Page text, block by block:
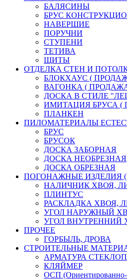
БАЛЯСИНЫ
БРУС
НАВЕРШИЕ
ПОРУЧНИ
СТУПЕНИ
ТЕТИВА
ЩИТЫ
ОТДЕЛКА СТЕН И
БЛОКХАУС (
ВАГОНКА (
ДОСКА В СТИЛЕ
ИМИТАЦИЯ БРУСА (
ПЛАНКЕН
ПИЛОМАТЕРИАЛЫ
БРУС
БРУСОК
ДОСКА ЗАБОРНАЯ
ДОСКА НЕОБРЕЗНАЯ
ДОСКА ОБРЕЗНАЯ
ПОГОНАЖНЫЕ ИЗДЕЛИЯ
НАЛИЧНИК ХВОЯ,
ПЛИНТУС
РАСКЛАДКА ХВОЯ,
УГОЛ НАРУЖНЫЙ
УГОЛ ВНУТРЕННИЙ
ПРОЧЕЕ
ГОРБЫЛЬ, ДРОВА
СТРОИТЕЛЬНЫЕ
АРМАТУРА
КЛЯЙМЕР
ОСП (Ориентированно-